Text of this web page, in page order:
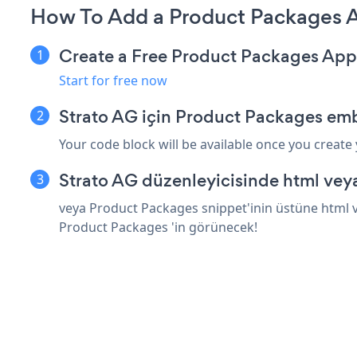
How To Add a Product Packages
Create a Free Product Packages App
Start for free now
Strato AG için Product Packages
Your code block will be available once you
Strato AG düzenleyicisinde html
veya Product Packages snippet'inin üstüne html
Product Packages 'in görünecek!